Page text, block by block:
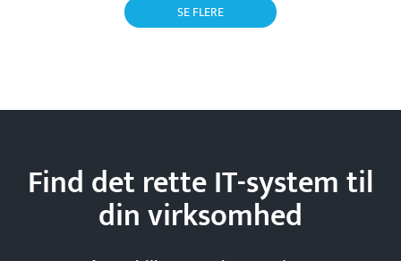
SE FLERE
Find det rette IT-system til
dinvirksomhed